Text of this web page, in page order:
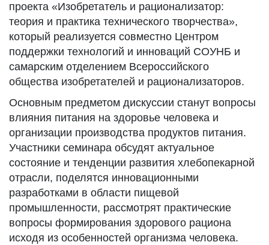
проекта «Изобретатель и рационализатор:
теория и практика технического творчества»,
который реализуется совместно Центром
поддержки технологий и инноваций СОУНБ и
самарским отделением Всероссийского
общества изобретателей и рационализаторов.
Основным предметом дискуссии станут вопросы
влияния питания на здоровье человека и
организации производства продуктов питания.
Участники семинара обсудят актуальное
состояние и тенденции развития хлебопекарной
отрасли, поделятся инновационными
разработками в области пищевой
промышленности, рассмотрят практические
вопросы формирования здорового рациона
исходя из особенностей организма человека.